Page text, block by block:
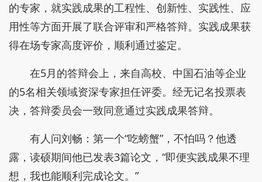
的专家，就实践成果的工程性、创新性、实践性、应
用性等方面开展了联合评审和严格答辩。实践成果获
得在场专家高度评价，顺利通过鉴定。
在5月的答辩会上，来自高校、中国石油等企业
的5名相关领域资深专家担任评委。经无记名投票表
决，答辩委员会一致同意通过实践成果答辩。
有人问刘畅：第一个“吃螃蟹”，不怕吗？他透
露，读硕期间他已发表3篇论文，“即便实践成果不理
想，我也能顺利完成论文。”